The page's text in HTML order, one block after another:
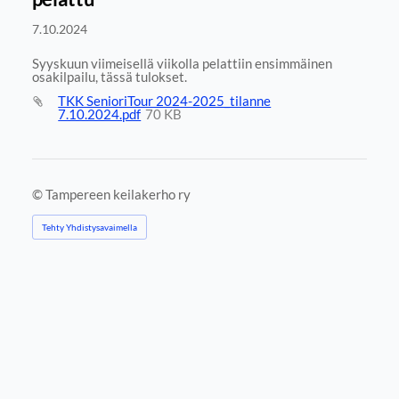
7.10.2024
Syyskuun viimeisellä viikolla pelattiin ensimmäinen
osakilpailu, tässä tulokset.
TKK SenioriTour 2024-2025_tilanne
7.10.2024.pdf 70 KB
©Tampereen keilakerho ry
Tehty Yhdistysavaimella